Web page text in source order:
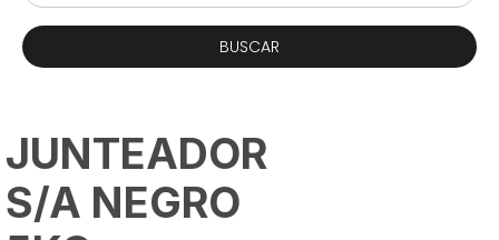
JUNTEADOR
S/A NEGRO